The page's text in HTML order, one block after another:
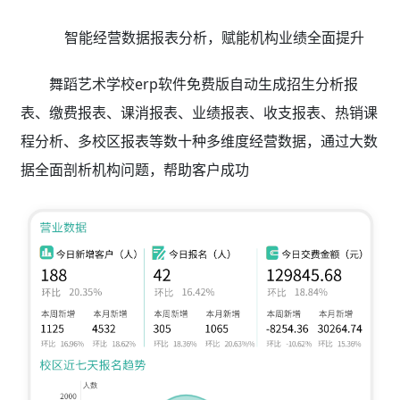
智能经营数据报表分析，赋能机构业绩全面提升
舞蹈艺术学校erp软件免费版自动生成招生分析报
表、缴费报表、课消报表、业绩报表、收支报表、热销课
程分析、多校区报表等数十种多维度经营数据，通过大数
据全面剖析机构问题，帮助客户成功